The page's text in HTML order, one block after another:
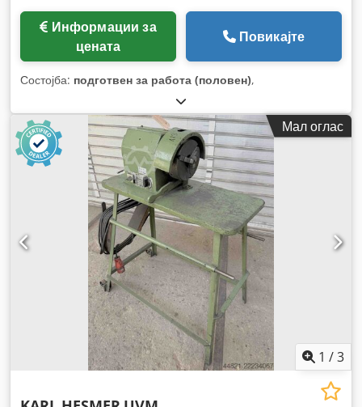
цената
Повикајте
Состојба: подготвен за работа (половен),
Мал оглас
1 /3